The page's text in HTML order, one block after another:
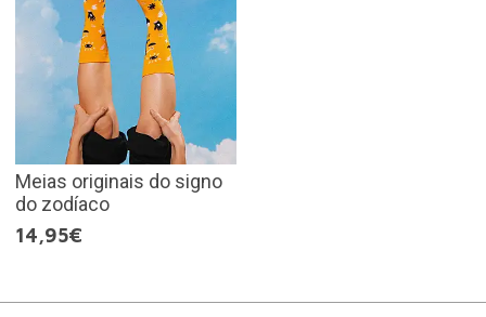
Meias originais do signo
do zodíaco
14,95€